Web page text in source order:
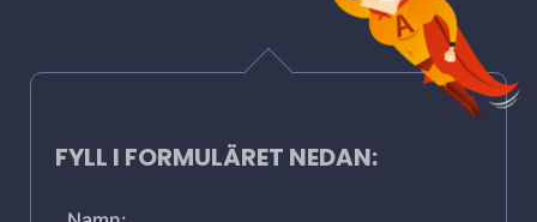
FYLL I FORMULÄRET NEDAN: